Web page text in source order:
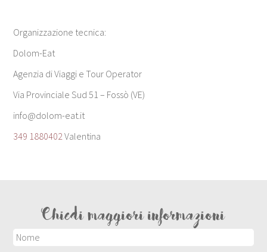
Organizzazione tecnica:
Dolom-Eat
Agenzia di Viaggi e Tour Operator
Via Provinciale Sud 51 – Fossò (VE)
info@dolom-eat.it
349 1880402 Valentina
Chiedi maggiori informazioni